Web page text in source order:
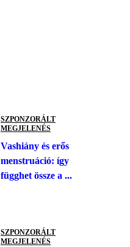
SZPONZORÁLT
MEGJELENÉS
Vashiány és erős
menstruáció: így
függhet össze a ...
SZPONZORÁLT
MEGJELENÉS